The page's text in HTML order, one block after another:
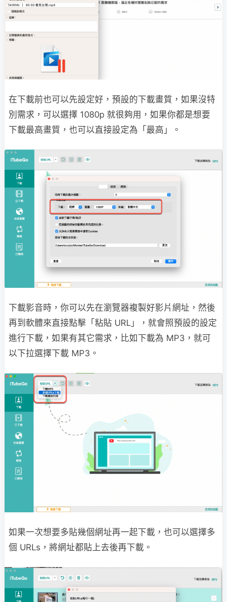
在下載前也可以先設定好，預設的下載畫質，如果沒特
別需求，可以選擇 1080p 就很夠用，如果你都是想要
下載最高畫質，也可以直接設定為「最高」。
下載影音時，你可以先在瀏覽器複製好影片網址，然後
再到軟體來直接點擊「粘貼 URL」，就會照預設的設定
進行下載，如果有其它需求，比如下載為 MP3，就可
以下拉選擇下載 MP3。
如果一次想要多貼幾個網址再一起下載，也可以選擇多
個 URLs，將網址都貼上去後再下載。